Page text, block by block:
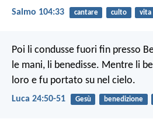
Salmo 104:33 cantare culto vita
Poi li condusse fuori fin presso
le mani, li benedisse. Mentre li
loro e fu portato su nel cielo.
Luca 24:50-51 Gesù benedizione